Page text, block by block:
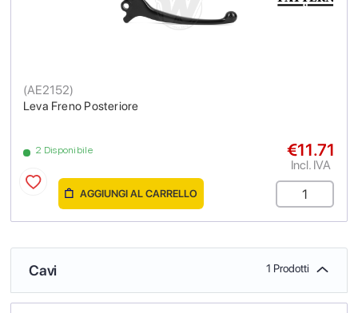
Leva Freno Posteriore
(AE2152)
2 Disponibile €11.71
Incl. IVA
AGGIUNGI AL CARRELLO
Cavi 1 Prodotti